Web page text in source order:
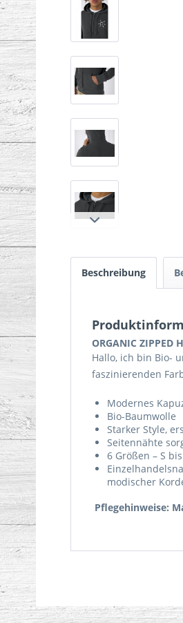
Beschreibung
ORGANIC ZIPPED
Hallo, ich bin Bio-
faszinierenden
Modernes
Bio-Baumwolle
Starker Style,
Seitennähte
6 Größen – S
modischer
Pflegehinweise: